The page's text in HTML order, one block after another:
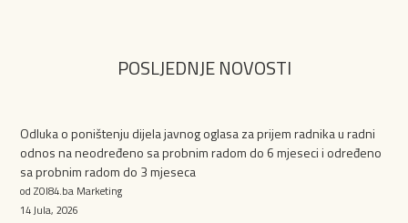
POSLJEDNJE NOVOSTI
Odluka o poništenju dijela javnog oglasa za prijem radnika u radni
odnos na neodređeno sa probnim radom do 6 mjeseci i određeno
sa probnim radom do 3 mjeseca
od ZOI84.ba Marketing
14 Jula, 2026